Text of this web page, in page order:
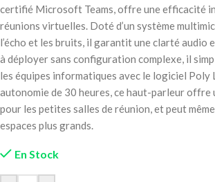
certifié Microsoft Teams, offre une efficacité
réunions virtuelles. Doté d’un système
l’écho et les bruits, il garantit une clarté audio
à déployer sans configuration complexe, il
les équipes informatiques avec le logiciel Poly
autonomie de 30 heures, ce haut-parleur offre
pour les petites salles de réunion, et peut
espaces plus grands.
En Stock